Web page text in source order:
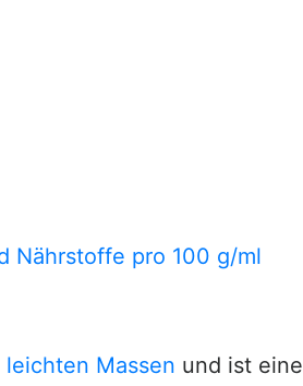
Nährstoffe pro 100 g/ml
leichten Massen und ist eine